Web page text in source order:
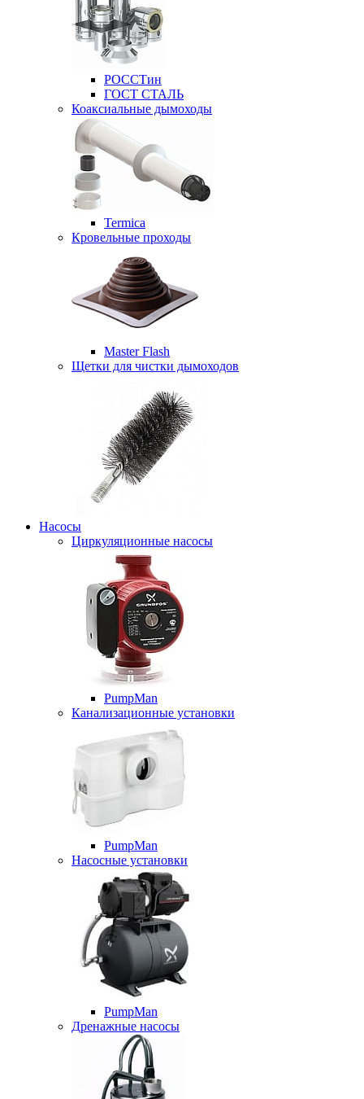
РОССТин
ГОСТ СТАЛЬ
Коаксиальные дымоходы
Termica
Кровельные проходы
Master Flash
Щетки для чистки дымоходов
Насосы
Циркуляционные насосы
PumpMan
Канализационные установки
PumpMan
Насосные установки
PumpMan
Дренажные насосы